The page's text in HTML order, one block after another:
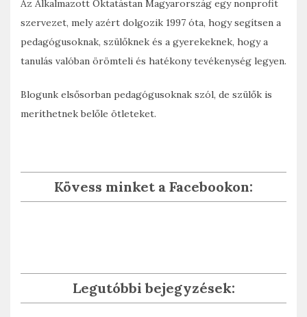
Az Alkalmazott Oktatástan Magyarország egy nonprofit
szervezet, mely azért dolgozik 1997 óta, hogy segítsen a
pedagógusoknak, szülőknek és a gyerekeknek, hogy a
tanulás valóban örömteli és hatékony tevékenység legyen.
Blogunk elsősorban pedagógusoknak szól, de szülők is
meríthetnek belőle ötleteket.
Kövess minket a Facebookon:
Legutóbbi bejegyzések: